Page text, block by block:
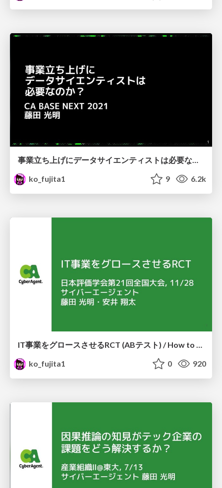
事業立ち上げにデータサイエンティストは必要なのか？ / How Data Scientists Can Help Startups
ko_fujita1
9 6.2k
IT事業をグロースさせるRCT (ABテスト) / How to Grow Our IT Business with Randomized Controlled Trials
ko_fujita1
0 920